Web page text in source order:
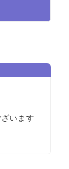
います